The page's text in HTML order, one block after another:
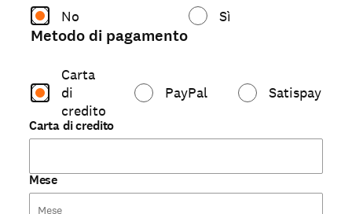
No Sì
Metodo di pagamento
Carta
di
credito
PayPal Satispay
Carta di credito
Mese